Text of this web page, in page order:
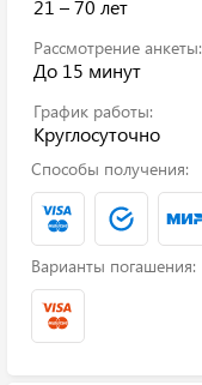
21 – 70 лет
Рассмотрение анкеты:
До 15 минут
График работы:
Круглосуточно
Способы получения:
Варианты погашения: